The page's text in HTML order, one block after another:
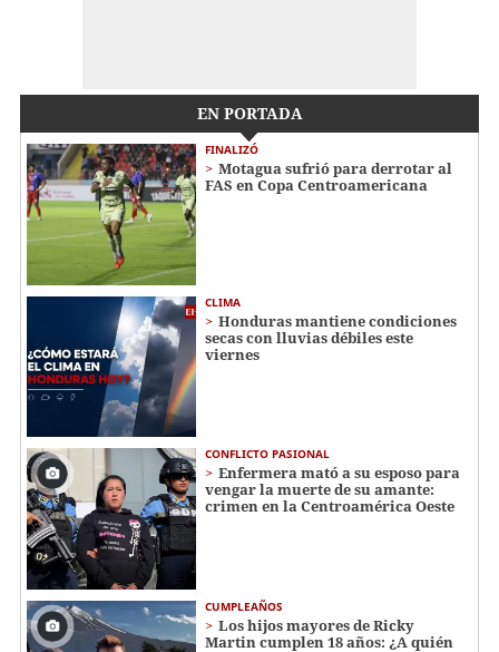
EN PORTADA
FINALIZÓ
Motagua sufrió para derrotar al
FAS en Copa Centroamericana
CLIMA
Honduras mantiene condiciones
secas con lluvias débiles este
viernes
CONFLICTO PASIONAL
Enfermera mató a su esposo para
vengar la muerte de su amante:
crimen en la Centroamérica Oeste
CUMPLEAÑOS
Los hijos mayores de Ricky
Martin cumplen 18 años: ¿A quién